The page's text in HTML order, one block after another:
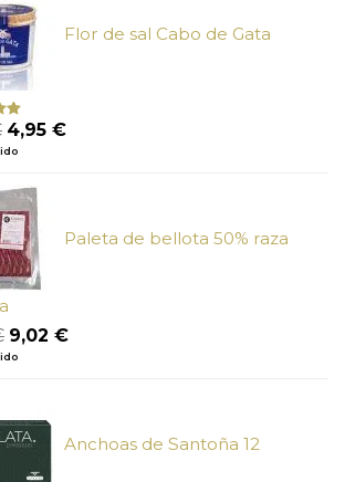
19,38 €.
Flor de sal Cabo de Gata
de
El
precio
era:
5,50 €.
4,95 €El
Paleta de bellota 50% raza
El
precio
9,02 €El
Anchoas de Santoña 12